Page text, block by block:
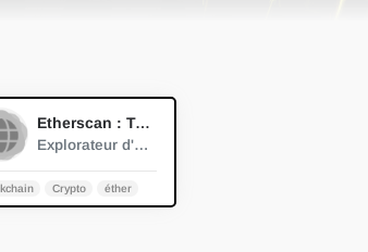
Etherscan : Traqueur de nœuds
Explorateur d'informations ...
Crypto éther